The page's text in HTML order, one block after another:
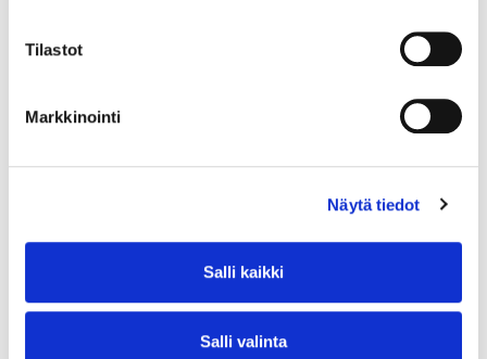
Tilastot
Markkinointi
Näytä tiedot
Salli kaikki
Salli valinta
Uusimmat uutiset ja tiedotteet
myyntijohtajana
Voima Vuodenaika -sähkösopimuksen syksyhinta